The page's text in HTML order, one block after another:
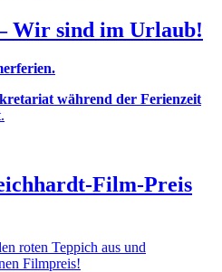
Wir sind im Urlaub!
während der Ferienzeit
Film-Preis
roten Teppich aus und
Filmpreis!